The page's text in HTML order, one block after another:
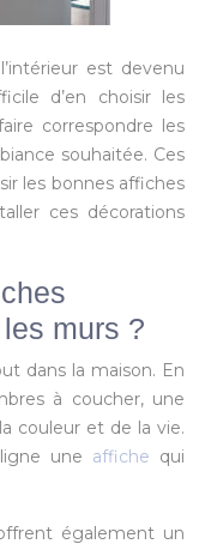
est devenu
d’en choisir les
correspondre les
souhaitée. Ces
les bonnes affiches
ces décorations
murs ?
dans la maison. En
à coucher, une
couleur et de la vie.
une affiche qui
également un